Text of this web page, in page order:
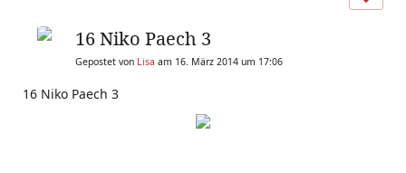
16 Niko Paech 3
Gepostet von Lisa am 16. März 2014 um 17:06
16 Niko Paech 3